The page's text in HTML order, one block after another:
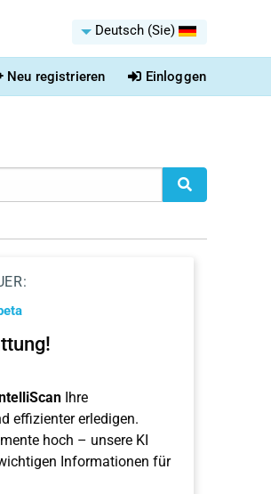
Deutsch (Sie)
Neu registrieren Einloggen
beta
Ihre
effizienter erledigen.
hoch – unsere KI
Informationen für